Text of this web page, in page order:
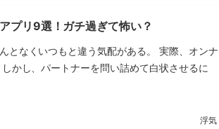
プリ9選！ガチ過ぎて怖い？
となくいつもと違う気配がある。 実際、オンナ
かし、パートナーを問い詰めて白状させるに
浮気